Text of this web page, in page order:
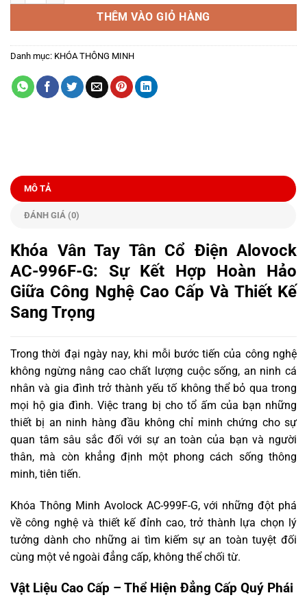
THÊM VÀO GIỎ HÀNG
Danh mục: KHÓA THÔNG MINH
MÔ TẢ
ĐÁNH GIÁ (0)
Khóa Vân Tay Tân Cổ Điện Alovock
AC-996F-G: Sự Kết Hợp Hoàn Hảo
Giữa Công Nghệ Cao Cấp Và Thiết Kế
Sang Trọng
Trong thời đại ngày nay, khi mỗi bước tiến của công nghệ
không ngừng nâng cao chất lượng cuộc sống, an ninh cá
nhân và gia đình trở thành yếu tố không thể bỏ qua trong
mọi hộ gia đình. Việc trang bị cho tổ ấm của bạn những
thiết bị an ninh hàng đầu không chỉ minh chứng cho sự
quan tâm sâu sắc đối với sự an toàn của bạn và người
thân, mà còn khẳng định một phong cách sống thông
minh, tiên tiến.
Khóa Thông Minh Avolock AC-999F-G, với những đột phá
về công nghệ và thiết kế đỉnh cao, trở thành lựa chọn lý
tưởng dành cho những ai tìm kiếm sự an toàn tuyệt đối
cùng một vẻ ngoài đẳng cấp, không thể chối từ.
Vật Liệu Cao Cấp – Thể Hiện Đẳng Cấp Quý Phái